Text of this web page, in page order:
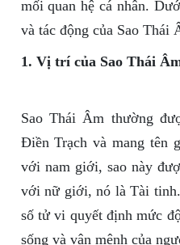
mối quan hệ cá nhân.
và tác động của Sao Thái
1. Vị trí của Sao Thái
Sao Thái Âm thường
Điền Trạch và mang tên
với nam giới, sao này
với nữ giới, nó là Tài
số tử vi quyết định mức
sống và vận mệnh của